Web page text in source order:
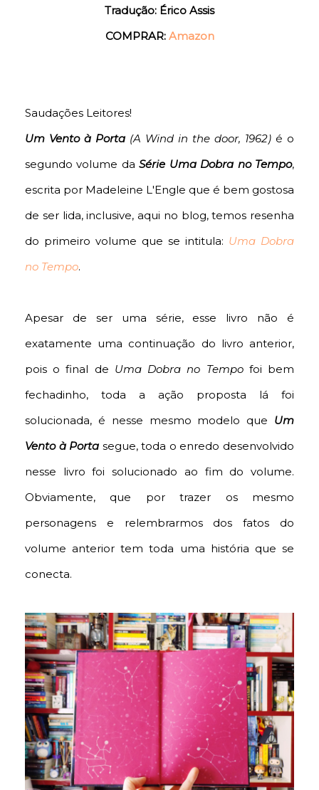
Tradução: Érico Assis
COMPRAR: Amazon
Saudações Leitores!
Um Vento à Porta (A Wind in the door, 1962) é o
segundo volume daSérie Uma Dobra no Tempo,
escrita por Madeleine L'Engle que é bem gostosa
de ser lida, inclusive, aqui no blog, temos resenha
do primeiro volume que se intitula: Uma Dobra
no Tempo.
Apesar de ser uma série, esse livro não é
exatamente uma continuação do livro anterior,
pois o final de Uma Dobra no Tempofoi bem
fechadinho, toda a ação proposta lá foi
solucionada, é nesse mesmo modelo que Um
Vento à Porta segue, toda o enredo desenvolvido
nesse livro foi solucionado ao fim do volume.
Obviamente, que por trazer os mesmo
personagens e relembrarmos dos fatos do
volume anterior tem toda uma história que se
conecta.